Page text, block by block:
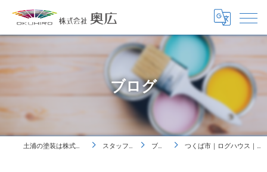
ブログ
土浦の塗装は株式会社奥広 スタッフ紹介 ブログ つくば市｜ログハウス｜外壁塗装